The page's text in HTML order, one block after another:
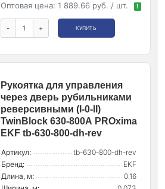
Оптовая цена: 1 889.66 руб. / шт. !
- + КУПИТЬ
Рукоятка для управления
через дверь рубильниками
реверсивными (I-0-II)
TwinBlock 630-800А PROxima
EKF tb-630-800-dh-rev
Артикул:
tb-630-800-dh-rev
Бренд:
EKF
Длина, м:
0.16